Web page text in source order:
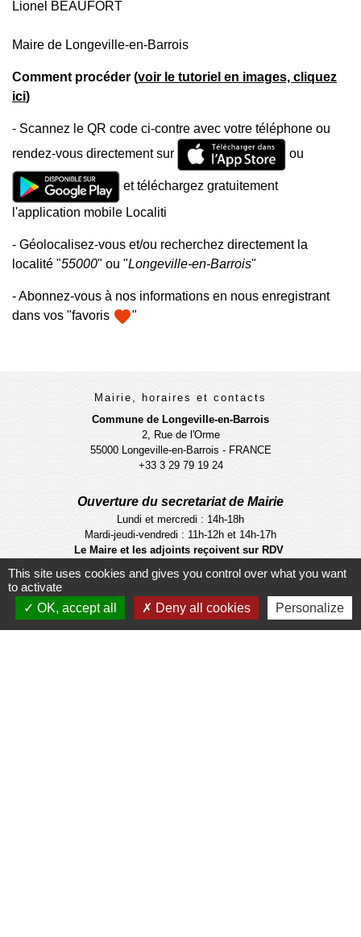
Lionel BEAUFORT
Maire de Longeville-en-Barrois
Comment procéder (voir le tutoriel en images, cliquez
ici)
- Scannez le QR code ci-contre avec votre téléphone ou
rendez-vous directement sur
ou
et téléchargez gratuitement
l'application mobile Localiti
- Géolocalisez-vous et/ou recherchez directement la
localité "55000" ou "Longeville-en-Barrois"
- Abonnez-vous à nos informations en nous enregistrant
dans vos "favoris favorite"
Mairie, horaires et contacts
Commune de Longeville-en-Barrois
2, Rue de l'Orme
55000 Longeville-en-Barrois - FRANCE
+33 3 29 79 19 24
Ouverture du secretariat de Mairie
Lundi et mercredi : 14h-18h
Mardi-jeudi-vendredi : 11h-12h et 14h-17h
Le Maire et les adjoints reçoivent sur RDV
Ouverture de l'agence communale postale
Lundi et mardi: 14h-16h
Mercredi :14h-18h
Jeudi et vendredi : 9h-11h
This site uses cookies and gives you control over what you want
to activate
OK, accept all
Deny all cookies Personalize